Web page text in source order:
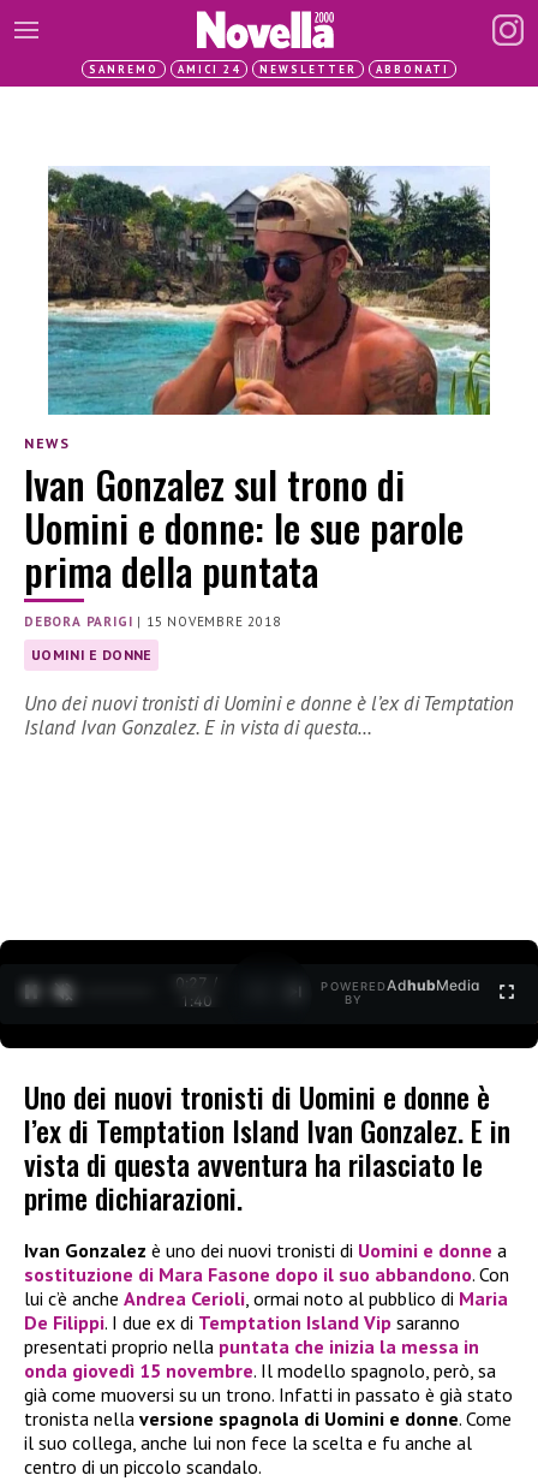
SANREMO AMICI 24 NEWSLETTER ABBONATI
NEWS
Ivan Gonzalez sul trono di
Uomini e donne: le sue parole
prima della puntata
DEBORA PARIGI | 15 NOVEMBRE 2018
UOMINI E DONNE
Uno dei nuovi tronisti di Uomini e donne è l’ex di Temptation
Island Ivan Gonzalez. E in vista di questa…
0:27 /
1:40
POWERED
BY
AdhubMedia
Uno dei nuovi tronisti di Uomini e donne è
l’ex di Temptation Island Ivan Gonzalez. E in
vista di questa avventura ha rilasciato le
prime dichiarazioni.
Ivan Gonzalez è uno dei nuovi tronisti di Uomini e donne a
sostituzione di Mara Fasone dopo il suo abbandono. Con
lui c’è anche Andrea Cerioli, ormai noto al pubblico di Maria
De Filippi. I due ex di Temptation Island Vip saranno
presentati proprio nella puntata che inizia la messa in
onda giovedì 15 novembre. Il modello spagnolo, però, sa
già come muoversi su un trono. Infatti in passato è già stato
tronista nella versione spagnola di Uomini e donne. Come
il suo collega, anche lui non fece la scelta e fu anche al
centro di un piccolo scandalo.